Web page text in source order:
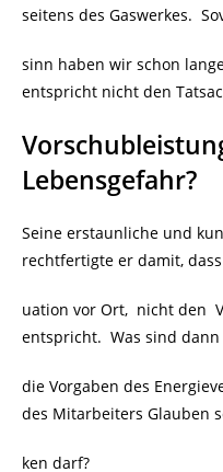
seitens des Gaswerkes.
sinn haben wir schon
entspricht nicht den
Lebensgefahr?
Seine erstaunliche und
rechtfertigte er damit,
uation vor Ort, nicht den
entspricht. Was sind
die Vorgaben des
des Mitarbeiters Glauben
ken darf?